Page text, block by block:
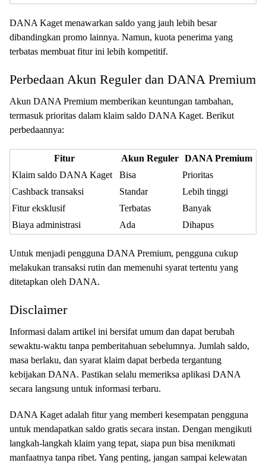
DANA Kaget menawarkan saldo yang jauh lebih besar
dibandingkan promo lainnya. Namun, kuota penerima yang
terbatas membuat fitur ini lebih kompetitif.
Perbedaan Akun Reguler dan DANA Premium
Akun DANA Premium memberikan keuntungan tambahan,
termasuk prioritas dalam klaim saldo DANA Kaget. Berikut
perbedaannya:
Fitur Akun Reguler
DANA Premium
Klaim saldo DANA Kaget
Bisa
Prioritas
Cashback transaksi
Standar
Lebih tinggi
Fitur eksklusif
Terbatas
Banyak
Biaya administrasi
Ada Dihapus
Untuk menjadi pengguna DANA Premium, pengguna cukup
melakukan transaksi rutin dan memenuhi syarat tertentu yang
ditetapkan oleh DANA.
Disclaimer
Informasi dalam artikel ini bersifat umum dan dapat berubah
sewaktu-waktu tanpa pemberitahuan sebelumnya. Jumlah saldo,
masa berlaku, dan syarat klaim dapat berbeda tergantung
kebijakan DANA. Pastikan selalu memeriksa aplikasi DANA
secara langsung untuk informasi terbaru.
DANA Kaget adalah fitur yang memberi kesempatan pengguna
untuk mendapatkan saldo gratis secara instan. Dengan mengikuti
langkah-langkah klaim yang tepat, siapa pun bisa menikmati
manfaatnya tanpa ribet. Yang penting, jangan sampai kelewatan